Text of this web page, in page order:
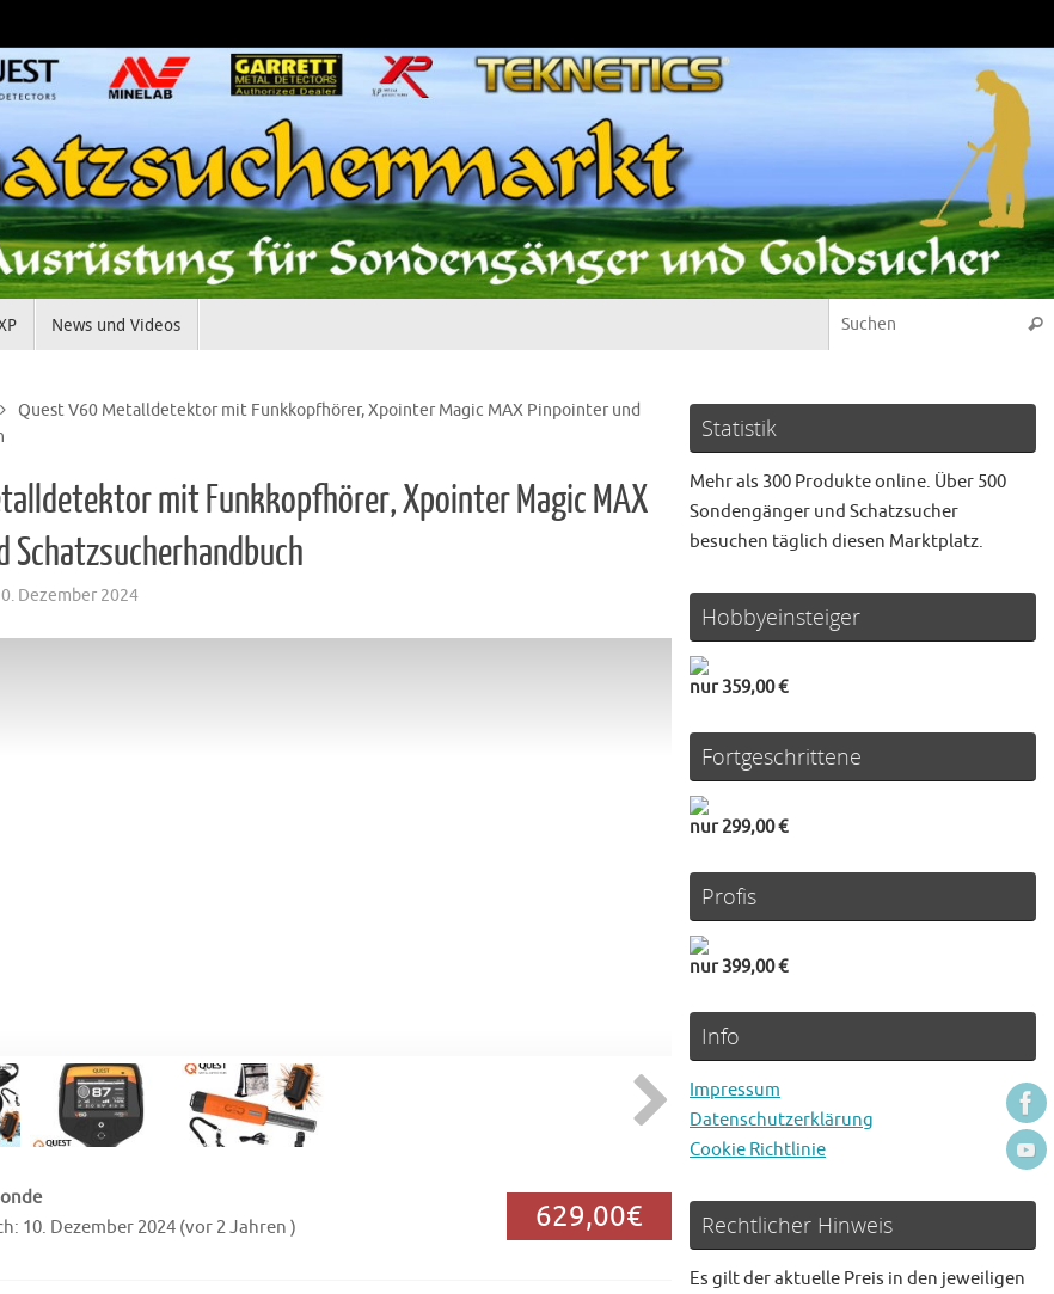
News und Videos
Quest V60 Metalldetektor mit Funkkopfhörer, Xpointer Magic MAX Pinpointer und
mit Funkkopfhörer, Xpointer Magic MAX
Schatzsucherhandbuch
Dezember 2024
10. Dezember 2024 (vor 2 Jahren )
629,00€
Statistik
Mehr als 300 Produkte online. Über 500
Sondengänger und Schatzsucher
besuchen täglich diesen Marktplatz.
Hobbyeinsteiger
nur 359,00 €
Fortgeschrittene
nur 299,00 €
Profis
nur 399,00 €
Info
Impressum
Datenschutzerklärung
Cookie Richtlinie
Rechtlicher Hinweis
Es gilt der aktuelle Preis in den jeweiligen